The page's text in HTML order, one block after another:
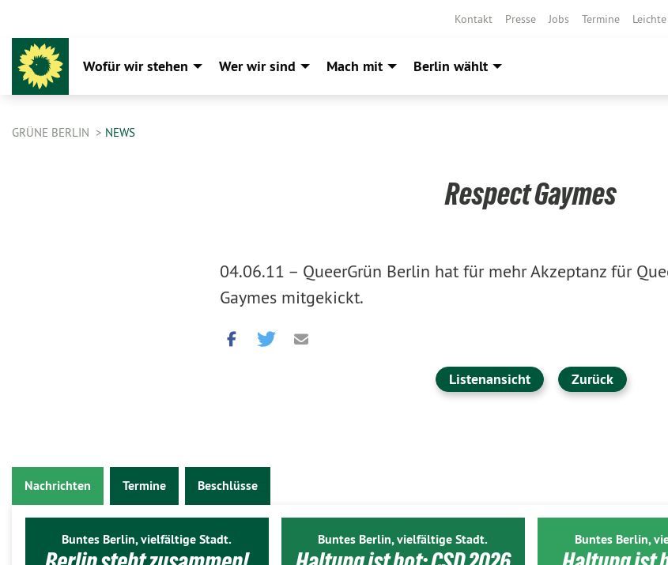
Kontakt Presse Jobs Termine
Wofür wir stehen Wer wir sind Mach mit Berlin wählt
GRÜNE BERLIN NEWS
Respect Gaymes
04.06.11 – QueerGrün Berlin hat für mehr Akzeptanz für
Gaymes mitgekickt.
Listenansicht Zurück
Nachrichten Termine Beschlüsse
Buntes Berlin, vielfältige Stadt. Buntes Berlin, vielfältige Stadt. Buntes Berlin,